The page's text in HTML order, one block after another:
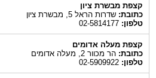
קצפת מבשרת ציון
כתובת:שדרות הראל 5, מבשרת ציון
טלפון:02-5814177
קצפת מעלה אדומים
כתובת:הר מכוור 2, מעלה אדומים
טלפון:02-5909922